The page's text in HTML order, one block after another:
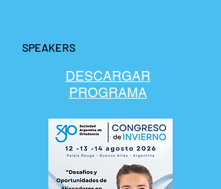
SPEAKERS
DESCARGAR
PROGRAMA